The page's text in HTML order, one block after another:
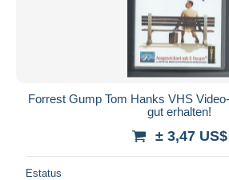
Forrest Gump Tom Hanks VHS
gut erhalten!
± 3,47 US$
Estatus